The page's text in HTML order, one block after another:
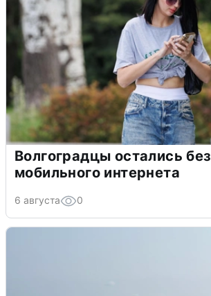
Волгоградцы остались без
мобильного интернета
6 августа 0